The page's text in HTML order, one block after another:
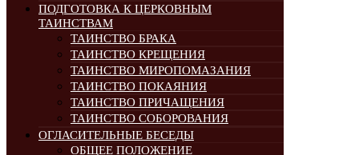
ПОДГОТОВКА К ЦЕРКОВНЫМ
ТАИНСТВАМ
ТАИНСТВО БРАКА
ТАИНСТВО КРЕЩЕНИЯ
ТАИНСТВО МИРОПОМАЗАНИЯ
ТАИНСТВО ПОКАЯНИЯ
ТАИНСТВО ПРИЧАЩЕНИЯ
ТАИНСТВО СОБОРОВАНИЯ
ОГЛАСИТЕЛЬНЫЕ БЕСЕДЫ
ОБЩЕЕ ПОЛОЖЕНИЕ